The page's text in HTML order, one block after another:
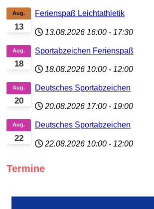
13
Aug. Ferienspaß Leichtathletik
13.08.2026 16:00 - 17:30
18
Aug. Sportabzeichen Ferienspaß
18.08.2026 10:00 - 12:00
20
Aug. Deutsches Sportabzeichen
20.08.2026 17:00 - 19:00
22
Aug. Deutsches Sportabzeichen
22.08.2026 10:00 - 12:00
Termine